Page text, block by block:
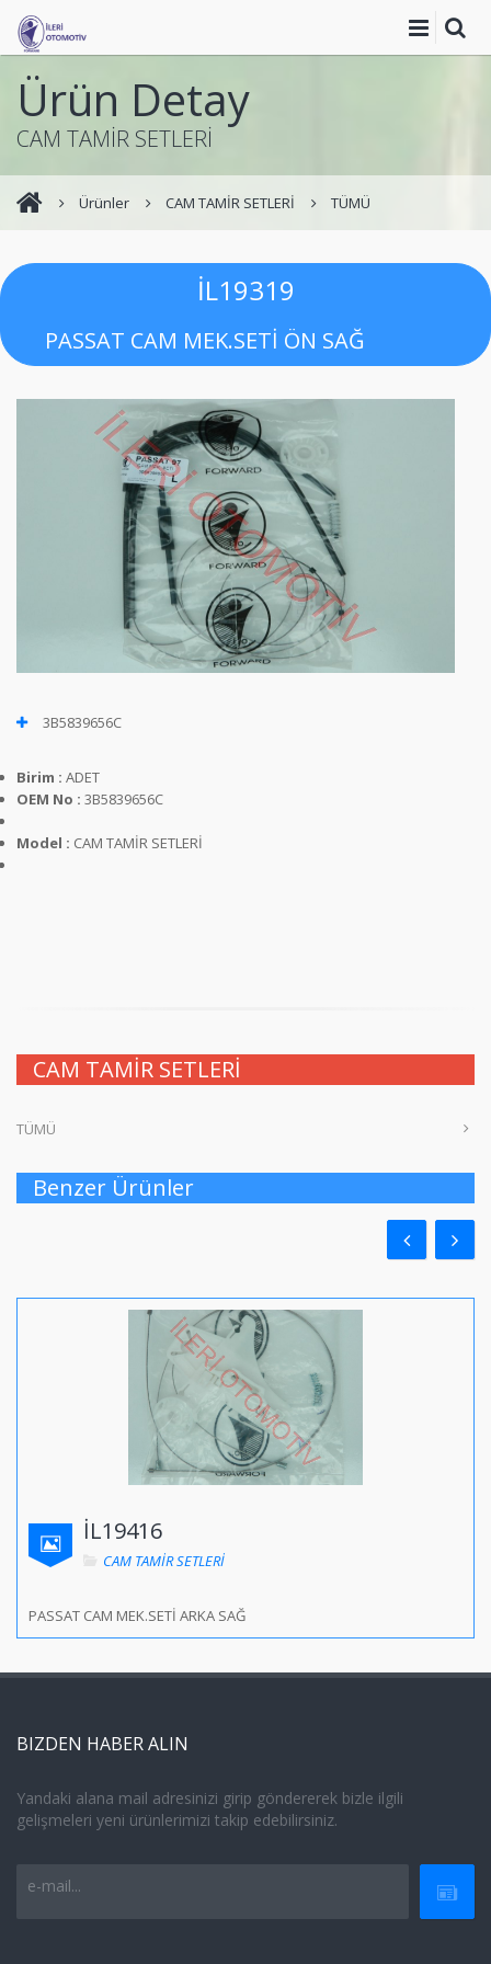
Ürün Detay
CAM TAMİR SETLERİ
Ürünler CAM TAMİR SETLERİ TÜMÜ
İL19319
PASSAT CAM MEK.SETİ ÖN SAĞ
3B5839656C
Birim : ADET
OEM No : 3B5839656C
Model : CAM TAMİR SETLERİ
CAM TAMİR SETLERİ
TÜMÜ
Benzer Ürünler
İL19416
CAM TAMİR SETLERİ
PASSAT CAM MEK.SETİ ARKA SAĞ
BIZDEN HABER ALIN
Yandaki alana mail adresinizi girip göndererek bizle ilgili
gelişmeleri yeni ürünlerimizi takip edebilirsiniz.
e-mail...